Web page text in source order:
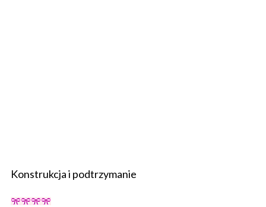
Konstrukcja i podtrzymanie